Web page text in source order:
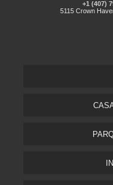
+1 (407)
5115 Crown